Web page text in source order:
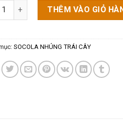
Chuối (Chuối Sấy Dẻo Nhúng
THÊM VÀO GIỎ
SOCOLA NHÚNG TRÁI CÂY